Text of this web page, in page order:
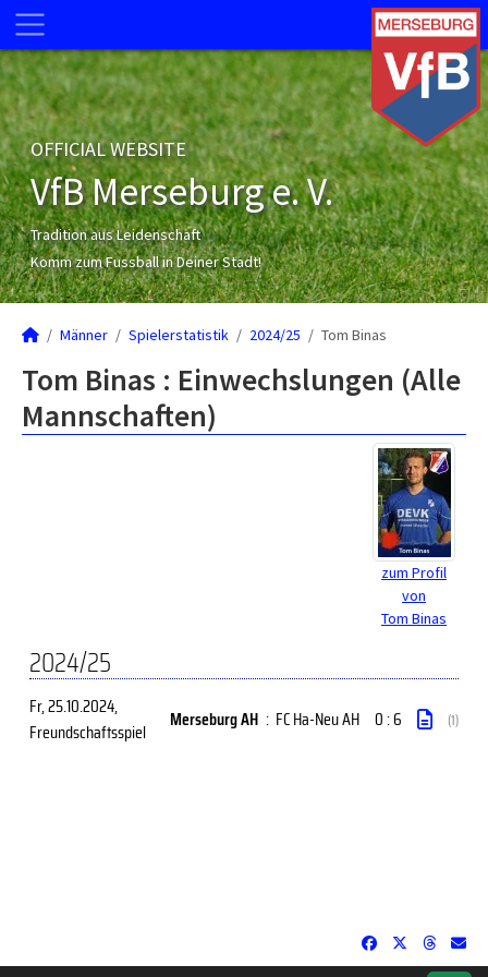
OFFICIAL WEBSITE
VfB Merseburg e. V.
Tradition aus Leidenschaft
Komm zum Fussball in Deiner Stadt!
Männer Spielerstatistik 2024/25 Tom Binas
Tom Binas : Einwechslungen (Alle
Mannschaften)
zum Profil
von
Tom Binas
2024/25
Fr, 25.10.2024,
Freundschaftsspiel
Merseburg AH : FC Ha-Neu AH 0 : 6 (1)